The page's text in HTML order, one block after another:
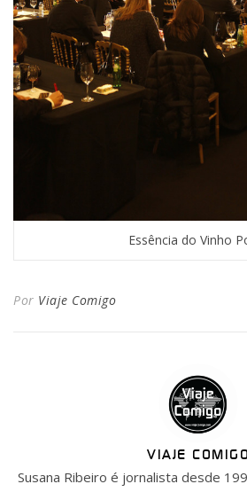
Essência do Vinho
Por Viaje Comigo
VIAJE COMIGO
Susana Ribeiro é jornalista desde